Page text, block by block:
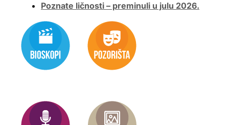
Poznate ličnosti – preminuli u julu 2026.